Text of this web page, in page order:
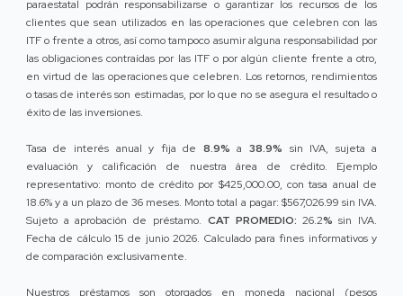
paraestatal podrán responsabilizarse o garantizar los recursos de los
clientes que sean utilizados en las operaciones que celebren con las
ITF o frente a otros, así como tampoco asumir alguna responsabilidad por
las obligaciones contraídas por las ITF o por algún cliente frente a otro,
en virtud de las operaciones que celebren. Los retornos, rendimientos
o tasas de interés son estimadas, por lo que no se asegura el resultado o
éxito de las inversiones.
Tasa de interés anual y fija de 8.9% a 38.9% sin IVA, sujeta a
evaluación y calificación de nuestra área de crédito. Ejemplo
representativo: monto de crédito por $425,000.00, con tasa anual de
18.6% y a un plazo de 36 meses. Monto total a pagar: $567,026.99 sin IVA.
Sujeto a aprobación de préstamo. CAT PROMEDIO: 26.2% sin IVA.
Fecha de cálculo 15 de junio 2026. Calculado para fines informativos y
de comparación exclusivamente.
Nuestros préstamos son otorgados en moneda nacional (pesos